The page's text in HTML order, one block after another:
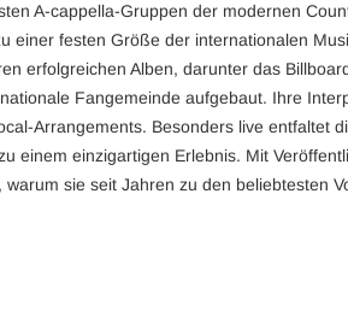
A-cappella-Gruppen der modernen
einer festen Größe der internationalen
erfolgreichen Alben, darunter das
Fangemeinde aufgebaut. Ihre
Arrangements. Besonders live
einzigartigen Erlebnis. Mit
sie seit Jahren zu den beliebtesten